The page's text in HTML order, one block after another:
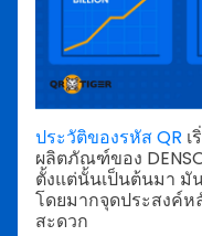
ประวัติของรหัส QR
ผลิตภัณฑ์ของ
ตั้งแต่นั้นเป็นต้นมา มั
โดยมากจุดประสงค์
สะดวก